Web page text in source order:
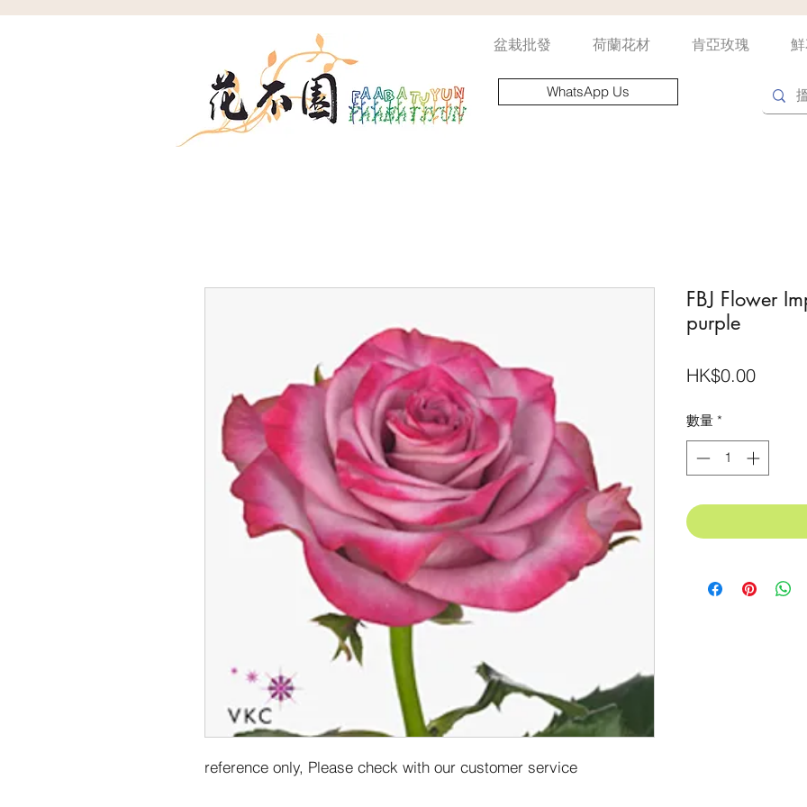
盆栽批發 荷蘭花材 肯亞玫瑰
WhatsApp Us
reference only, Please check with our customer service
FBJ Flower
purple
HK$0.00價
數量 *